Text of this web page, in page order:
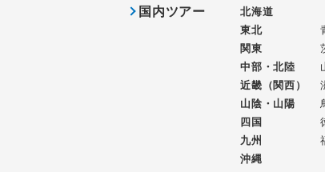
国内ツアー
北海道
東北
関東
中部・北陸
近畿（関西）
山陰・山陽
四国
九州
沖縄